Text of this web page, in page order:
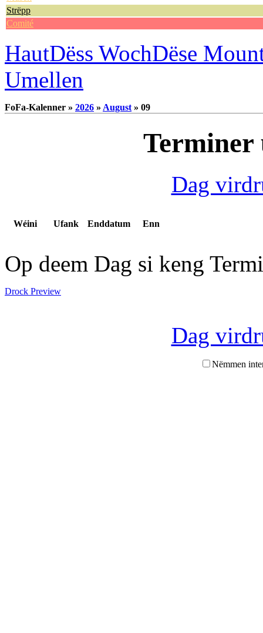
Strëpp
Comité
HautDëss WochDëse
Umellen
FoFa-Kalenner » 2026 » August » 09
Terminer
Dag
Wéini Ufank Enddatum Enn
Op deem Dag si keng
Drock Preview
Dag
Nëmmen